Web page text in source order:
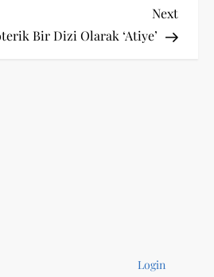
Next
Post
Next
Bir Dizi Olarak ‘Atiye’
Login